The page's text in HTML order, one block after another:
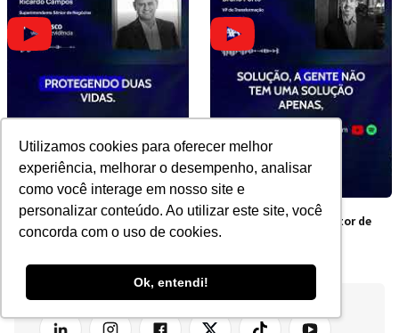
Utilizamos cookies para oferecer melhor
experiência, melhorar o desempenho, analisar
como você interage em nosso site e
personalizar conteúdo. Ao utilizar este site, você
concorda com o uso de cookies.
Ok, entendi!
Por que contratar junto é
mais barato?
Os obstáculos do Setor de